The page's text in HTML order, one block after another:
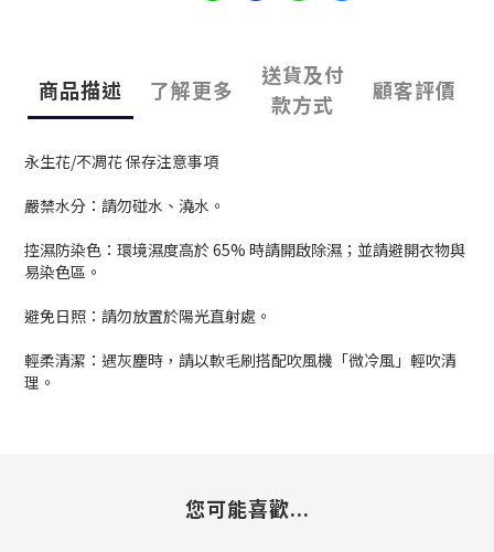
商品描述 了解更多
送貨及付
款方式
顧客評價
永生花/不凋花 保存注意事項
嚴禁水分：請勿碰水、澆水。
控濕防染色：環境濕度高於 65% 時請開啟除濕；並請避開衣物與
易染色區。
避免日照：請勿放置於陽光直射處。
輕柔清潔：遇灰塵時，請以軟毛刷搭配吹風機「微冷風」輕吹清
理。
您可能喜歡...